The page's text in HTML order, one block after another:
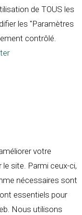
de TOUS les
les "Paramètres
contrôlé.
votre
site. Parmi ceux-ci,
nécessaires sont
essentiels pour
Nous utilisons